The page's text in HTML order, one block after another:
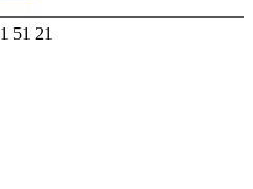
51 21